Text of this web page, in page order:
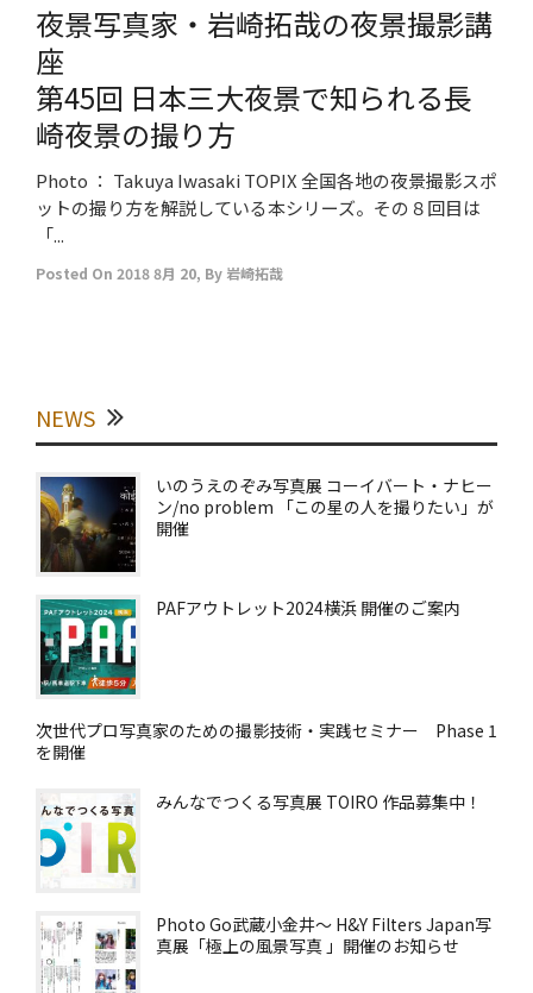
夜景写真家・岩崎拓哉の夜景撮影講
座
第45回 日本三大夜景で知られる長
崎夜景の撮り方
Photo ： Takuya Iwasaki TOPIX 全国各地の夜景撮影スポ
ットの撮り方を解説している本シリーズ。その８回目は
「...
Posted On 2018 8月 20, By 岩崎拓哉
NEWS
いのうえのぞみ写真展 コーイバート・ナヒー
ン/no problem 「この星の人を撮りたい」が
開催
PAFアウトレット2024横浜 開催のご案内
次世代プロ写真家のための撮影技術・実践セミナー Phase 1
を開催
みんなでつくる写真展 TOIRO 作品募集中！
Photo Go武蔵小金井～ H&Y Filters Japan写
真展「極上の風景写真 」開催のお知らせ